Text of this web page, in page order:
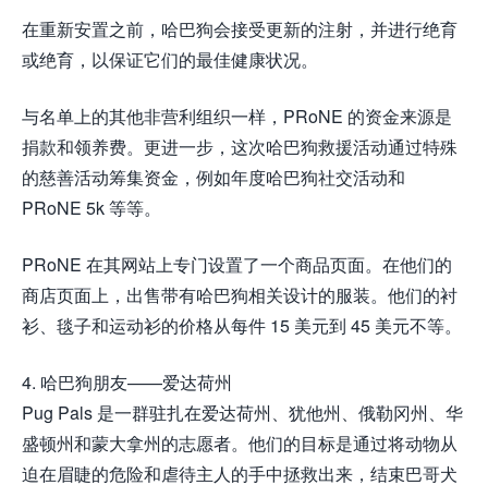
在重新安置之前，哈巴狗会接受更新的注射，并进行绝育
或绝育，以保证它们的最佳健康状况。
与名单上的其他非营利组织一样，PRoNE 的资金来源是
捐款和领养费。更进一步，这次哈巴狗救援活动通过特殊
的慈善活动筹集资金，例如年度哈巴狗社交活动和
PRoNE 5k 等等。
PRoNE 在其网站上专门设置了一个商品页面。在他们的
商店页面上，出售带有哈巴狗相关设计的服装。他们的衬
衫、毯子和运动衫的价格从每件 15 美元到 45 美元不等。
4. 哈巴狗朋友——爱达荷州
Pug Pals 是一群驻扎在爱达荷州、犹他州、俄勒冈州、华
盛顿州和蒙大拿州的志愿者。他们的目标是通过将动物从
迫在眉睫的危险和虐待主人的手中拯救出来，结束巴哥犬